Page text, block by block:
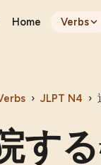
Home Verbs
› JLPT N4 ›
する